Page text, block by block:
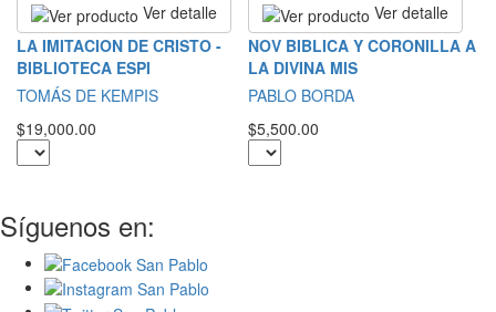
Ver detalle
LA IMITACION DE CRISTO -
BIBLIOTECA ESPI
TOMÁS DE KEMPIS
$19,000.00
Ver detalle
NOV BIBLICA Y CORONILLA A
LA DIVINA MIS
PABLO BORDA
$5,500.00
Síguenos en: